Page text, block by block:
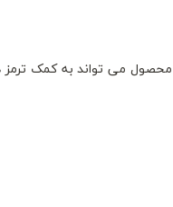
می تواند به کمک ترمز